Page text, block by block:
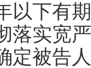
以下有
实宽严
定被告